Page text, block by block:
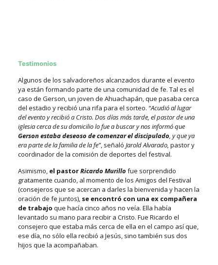
Testimonios
Algunos de los salvadoreños alcanzados durante el evento
ya están formando parte de una comunidad de fe. Tal es el
caso de Gerson, un joven de Ahuachapán, que pasaba cerca
del estadio y recibió una rifa para el sorteo. “Acudió al lugar
del evento y recibió a Cristo. Dos días más tarde, el pastor de una
iglesia cerca de su domicilio lo fue a buscar y nos informó que
Gerson estaba deseoso de comenzar el discipulado, y que ya
era parte de la familia de la fe”, señaló Jarold Alvarado, pastor y
coordinador de la comisión de deportes del festival.
Asimismo, el pastorRicardo Murillo fue sorprendido
gratamente cuando, al momento de los Amigos del Festival
(consejeros que se acercan a darles la bienvenida y hacen la
oración de fe juntos), se encontró con una ex compañera
de trabajo que hacía cinco años no veía. Ella había
levantado su mano para recibir a Cristo. Fue Ricardo el
consejero que estaba más cerca de ella en el campo así que,
ese día, no sólo ella recibió a Jesús, sino también sus dos
hijos que la acompañaban.